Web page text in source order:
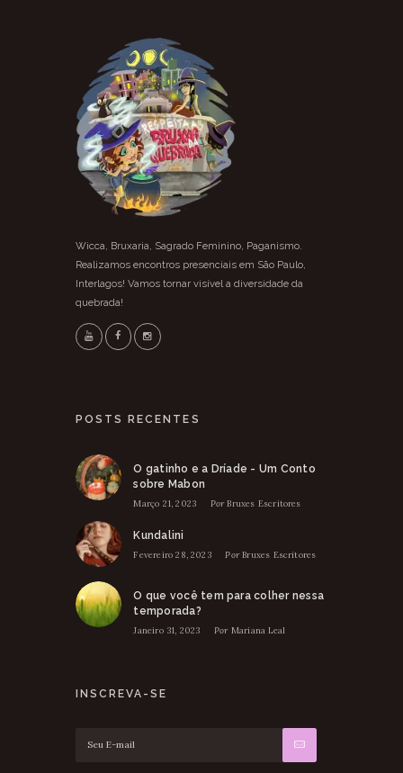
Wicca, Bruxaria, Sagrado Feminino, Paganismo.
Realizamos encontros presenciais em São Paulo,
Interlagos! Vamos tornar visível a diversidade da
quebrada!
POSTS RECENTES
O gatinho e a Dríade - Um Conto
sobre Mabon
Março 21, 2023 PorBruxes Escritores
Kundalini
Fevereiro 28, 2023 PorBruxes Escritores
O que você tem para colher nessa
temporada?
Janeiro 31, 2023 Por Mariana Leal
INSCREVA-SE